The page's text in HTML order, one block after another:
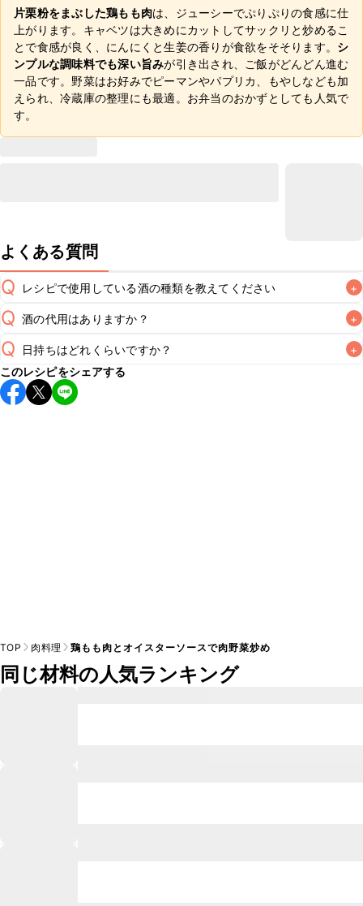
片栗粉をまぶした鶏もも肉は、ジューシーでぷりぷりの食感に仕
上がります。キャベツは大きめにカットしてサックリと炒めるこ
とで食感が良く、にんにくと生姜の香りが食欲をそそります。 シ
ンプルな調味料でも深い旨みが引き出され、ご飯がどんどん進む
一品です。野菜はお好みでピーマンやパプリカ、もやしなども加
えられ、冷蔵庫の整理にも最適。お弁当のおかずとしても人気で
す。
よくある質問
Q レシピで使用している酒の種類を教えてください +
A
Q 酒の代用はありますか？ +
A
Q 日持ちはどれくらいですか？ +
保存期間は冷蔵で翌日中が目安です。なるべくお早めにお召
し上がりください。
このレシピをシェアする
TOP 肉料理 鶏もも肉とオイスターソースで肉野菜炒め
同じ材料の人気ランキング